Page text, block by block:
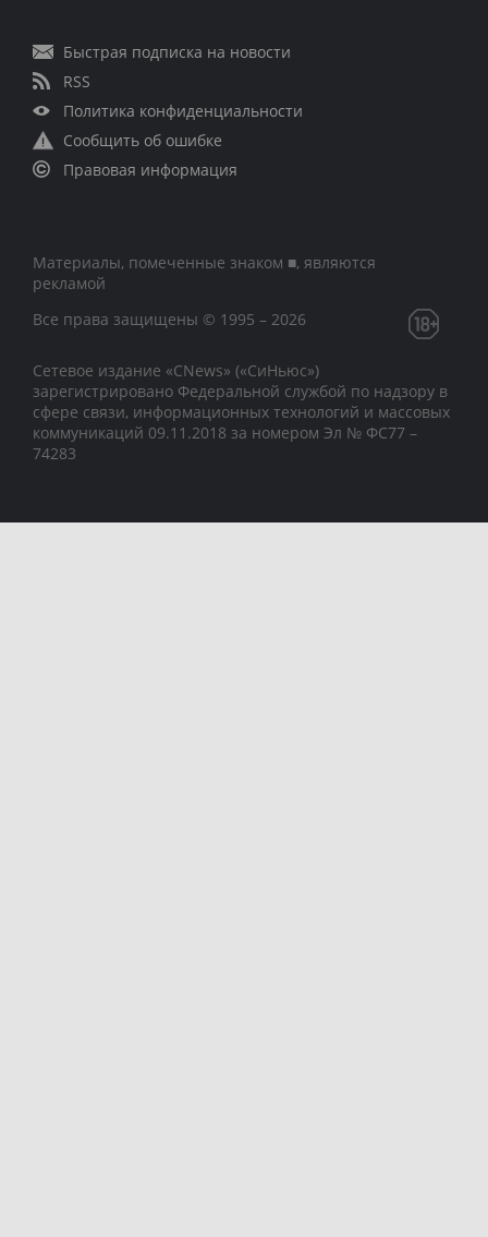
Быстрая подписка на новости
RSS
Политика конфиденциальности
Сообщить об ошибке
Правовая информация
Материалы, помеченные знаком ■, являются
рекламой
Все права защищены © 1995 – 2026
Сетевое издание «CNews» («СиНьюс»)
зарегистрировано Федеральной службой по надзору в
сфере связи, информационных технологий и массовых
коммуникаций 09.11.2018 за номером Эл № ФС77 –
74283